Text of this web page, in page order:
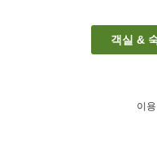
객실 &
이용